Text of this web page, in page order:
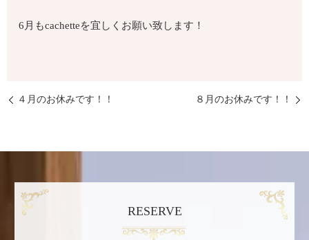
6 月もcachetteを宜しくお願い致します！
４月のお休みです！！ ８月のお休みです！！
RESERVE